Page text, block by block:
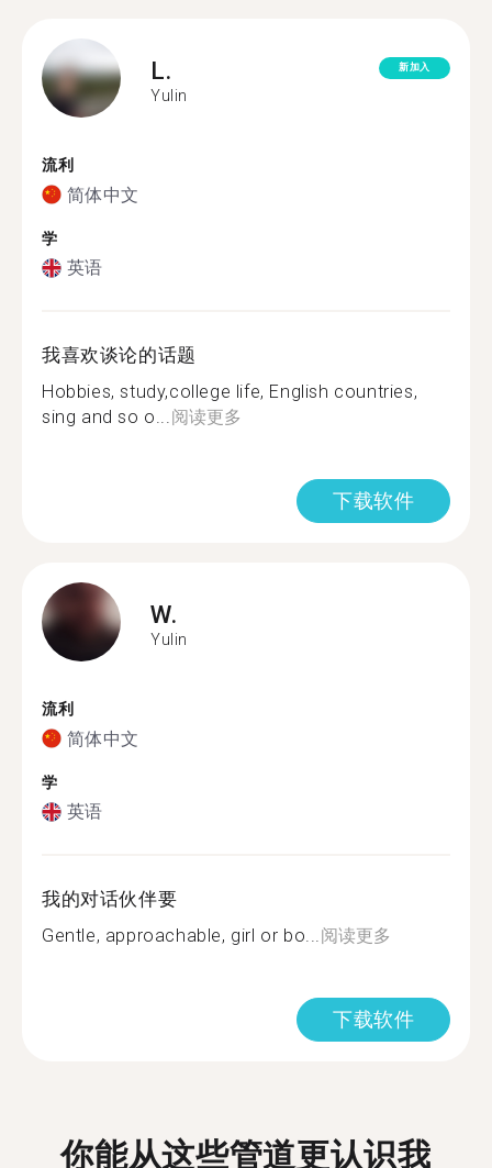
L.
Yulin
新加入
流利
简体中文
学
英语
我喜欢谈论的话题
Hobbies, study,college life, English countries,
sing and so o...阅读更多
下载软件
W.
Yulin
流利
简体中文
学
英语
我的对话伙伴要
Gentle, approachable, girl or bo...阅读更多
下载软件
你能从这些管道更认识我